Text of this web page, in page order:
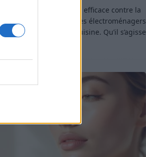
blanc et four : est-ce efficace contre la
? Le four fait partie des électroménagers
sollicités dans une cuisine. Qu’il s’agisse